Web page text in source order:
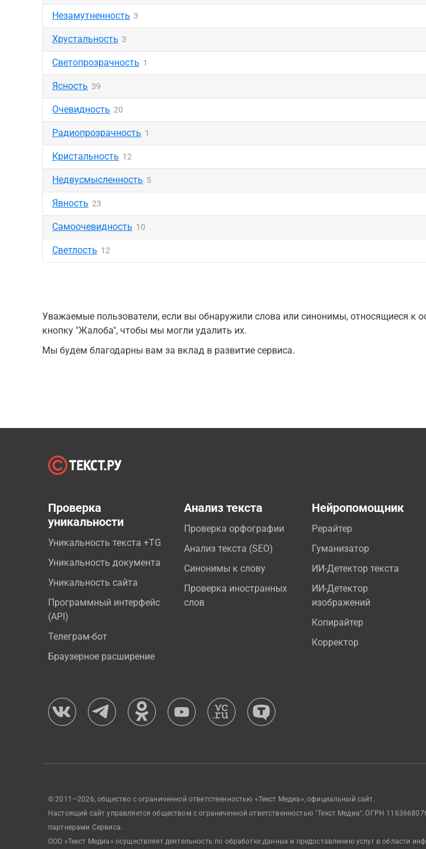
Незамутненность 3
Хрустальность 3
Светопрозрачность 1
Ясность 39
Очевидность 20
Радиопрозрачность 1
Кристальность 12
Недвусмысленность 5
Явность 23
Самоочевидность 10
Светлость 12
Уважаемые пользователи, если вы обнаружили слова или синонимы, относящиеся к
кнопку "Жалоба", чтобы мы могли удалить их.
Мы будем благодарны вам за вклад в развитие сервиса.
Проверка
уникальности
Уникальность текста +TG
Уникальность документа
Уникальность сайта
Программный интерфейс
(API)
Телеграм-бот
Браузерное расширение
Анализ текста
Проверка орфографии
Анализ текста (SEO)
Синонимы к слову
Проверка иностранных
слов
Нейропомощник
Рерайтер
Гуманизатор
ИИ-Детектор текста
ИИ-Детектор
изображений
Копирайтер
Корректор
© 2011—2026, общество с ограниченной ответственностью «Текст Медиа», официальный сайт.
Настоящий сайт управляется обществом с ограниченной ответственностью "Текст Медиа", ОГРН
партнерами Сервиса.
ООО «Текст Медиа» осуществляет деятельность по обработке данных и предоставлению услуг в области